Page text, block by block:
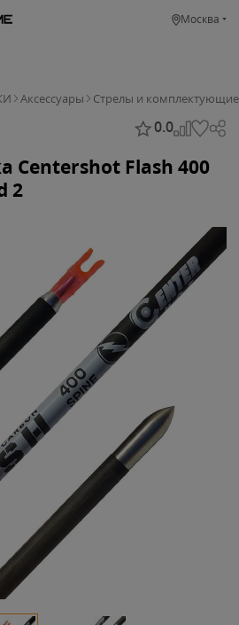
Москва
Аксессуары Стрелы и комплектующие
0.0
Centershot Flash 400
2